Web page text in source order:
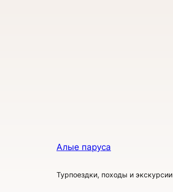
Алые паруса
Турпоездки, походы и экскурсии